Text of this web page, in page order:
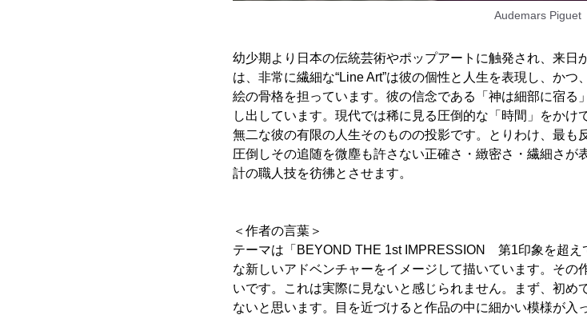
Audemars Piguet
幼少期より日本の伝統芸術やポップアートに触発され、来日
は、非常に繊細な“Line Art”は彼の個性と人生を表現し、か
絵の骨格を担っています。彼の信念である「神は細部に宿る
し出しています。現代では稀に見る圧倒的な「時間」をかけ
無二な彼の有限の人生そのものの投影です。とりわけ、最も
圧倒しその追随を微塵も許さない正確さ・緻密さ・繊細さが
計の職人技を彷彿とさせます。
＜作者の言葉＞
テーマは「BEYOND THE 1st IMPRESSION 第1印象を超え
な新しいアドベンチャーをイメージして描いています。その
いです。これは実際に見ないと感じられません。まず、初め
ないと思います。目を近づけると作品の中に細かい模様が入